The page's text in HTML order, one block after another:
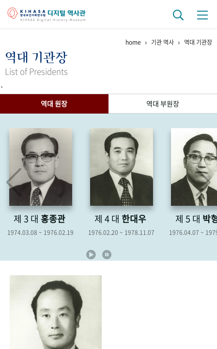
걸어온 길 기관 변천사
연구 역사
정책과 연구 키워드로 보는 연구 역사
연구자들
기록물 아카이브
사진 아카이브 문서 기록물 행정박물 영상 기록물
50+1주년 기념
성과 50선 숫자로 보는 50년 50 +1주년 광장
세계와 함께 한 KIHASA
home 기관 역사 역대 기관장
역대 기관장
List of Presidents
`
역대 원장
역대 부원장
제 3 대 홍종관
1974.03.08 ~ 1976.02.19
제 4 대 한대우
1976.02.20 ~ 1978.11.07
제 5 대 박
1976.04.07 ~